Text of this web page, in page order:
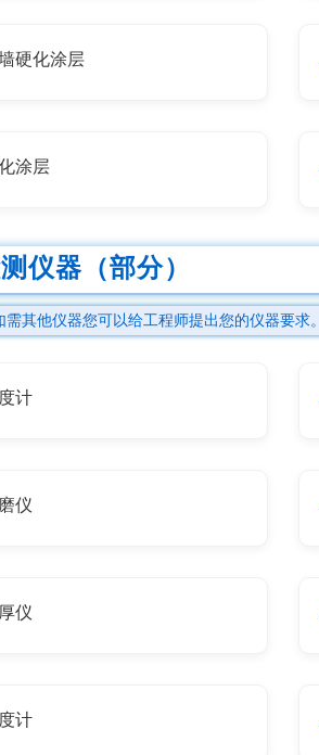
硬化涂层
涂层
仪器（部分）
需其他仪器您可以给工程师提出您的仪器要求。
计
仪
仪
计